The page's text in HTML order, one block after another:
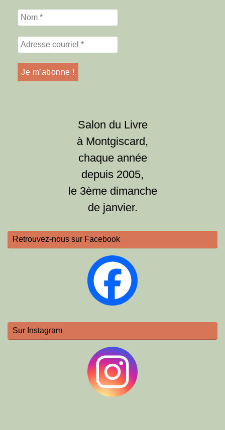
Salon du Livre
à Montgiscard,
chaque année
depuis 2005,
le 3ème dimanche
de janvier.
Retrouvez-nous sur Facebook
Sur Instagram